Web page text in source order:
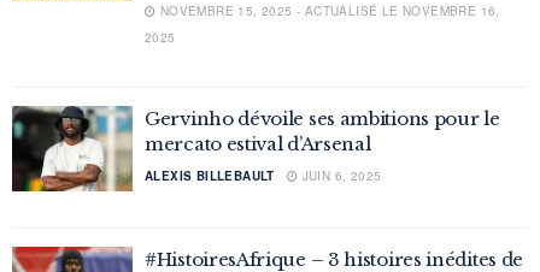
NOVEMBRE 15, 2025 - ACTUALISÉ LE NOVEMBRE 16,
2025
Gervinho dévoile ses ambitions pour le
mercato estival d’Arsenal
ALEXIS BILLEBAULT JUIN 6, 2025
#HistoiresAfrique – 3 histoires inédites de